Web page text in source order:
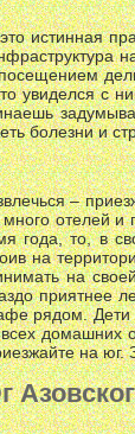
истинная
увиделся
болезни и
–
отелей и
года, то, в
на
на
приятнее
рядом. Дети
домашних
на